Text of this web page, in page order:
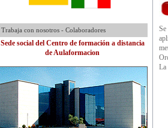
Trabaja con nosotros - Colaboradores
Sede social del Centro de formación a distancia
de Aulaformacion
La